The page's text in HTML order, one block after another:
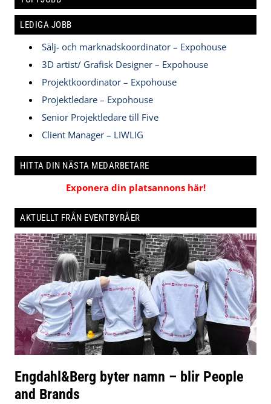
LEDIGA JOBB
Sälj- och marknadskoordinator – Expohouse
3D artist/ Grafisk Designer – Expohouse
Projektkoordinator – Expohouse
Projektledare – Expohouse
Senior Projektledare till Five
Client Manager – LIWLIG
HITTA DIN NÄSTA MEDARBETARE
Exponera din platsannons här!
AKTUELLT FRÅN EVENTBYRÅER
Engdahl&Berg byter namn – blir People
and Brands